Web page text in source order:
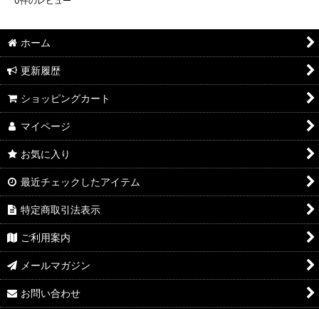
ホーム
更新履歴
ショッピングカート
マイページ
お気に入り
最近チェックしたアイテム
特定商取引法表示
ご利用案内
メールマガジン
お問い合わせ